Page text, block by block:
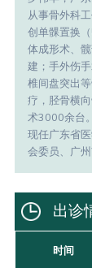
从事骨外科
创单髁置换
体成形术、
建；手外伤
椎间盘突出
疗，胫骨横
术3000余台。
现任广东省
会委员、广
出诊
时间